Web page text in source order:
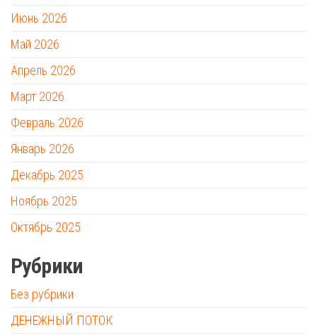
Июнь 2026
Май 2026
Апрель 2026
Март 2026
Февраль 2026
Январь 2026
Декабрь 2025
Ноябрь 2025
Октябрь 2025
Рубрики
Без рубрики
ДЕНЕЖНЫЙ ПОТОК